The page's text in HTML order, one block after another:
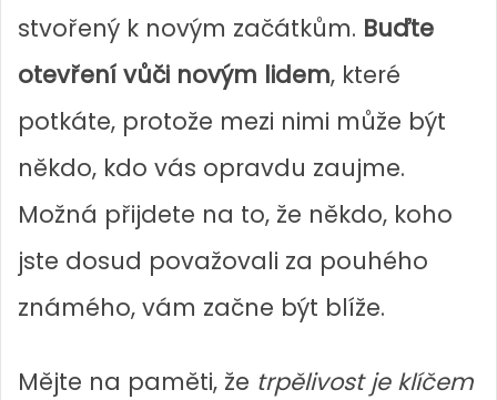
stvořený k novým začátkům. Buďte
otevření vůči novým lidem, které
potkáte, protože mezi nimi může být
někdo, kdo vás opravdu zaujme.
Možná přijdete na to, že někdo, koho
jste dosud považovali za pouhého
známého, vám začne být blíže.
Mějte na paměti, že trpělivost je klíčem